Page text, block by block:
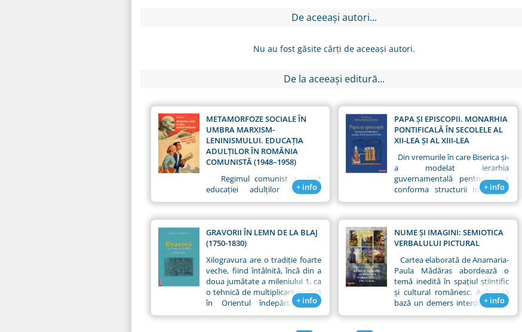
De aceeași autori...
Nu au fost găsite cărți de aceeași autori.
De la aceeași editură...
METAMORFOZE SOCIALE ÎN
UMBRA MARXISM-
LENINISMULUI. EDUCAŢIA
ADULŢILOR ÎN ROMÂNIA
COMUNISTĂ (1948–1958)
Regimul comunist a oferit
educaţiei adulţilor un loc
privilegiat în rândul politicilor
conform noilor dogme
ideologice. Materializarea
practică a reprezentat nu doar
şi convingerea liderilor politici
autohtoni că adeziunea maselor
la noul regim nu putea fi
realizată altfel decât prin
investiţii materiale şi umane în
acest segment al educaţiei.
+ info
PAPA ŞI EPISCOPII. MONARHIA
PONTIFICALĂ ÎN SECOLELE AL
XII‑LEA ŞI AL XIII‑LEA
Din vremurile în care Biserica şi-
a modelat ierarhia
guvernamentală pentru a se
conforma structurii Imperiului
Roman târziu, constituţia ei a
constituţia Bisericii nu a fost
supusă unei analize serioase.
Oricum, în timpul secolului al
Biserica îl are în societate a
devenit un subiect de dezbateri
intense, generând o vastă
literatură de tratate polemice
înverşunate, iar drepturile şi
datoriile Papei au început să fie
+ info
GRAVORII ÎN LEMN DE LA BLAJ
(1750-1830)
Xilogravura are o tradiție foarte
veche, fiind întâlnită, încă din a
doua jumătate a mileniului 1, ca
o tehnică de multiplicare grafică
în Orientul îndepărtat. Dar,
într‑un scop diferit, procedeul
+ info
NUME ȘI IMAGINI: SEMIOTICA
VERBALULUI PICTURAL
Cartea elaborată de Anamaria-
Paula Mădăras abordează o
temă inedită în spațiul științific
și cultural românesc. Având la
bază un demers interdisciplinar
legat de relația dintre
+ info